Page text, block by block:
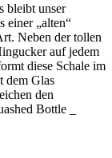
bleibt unser
einer „alten“
Neben der tollen
auf jedem
diese Schale im
dem Glas
den
Bottle _